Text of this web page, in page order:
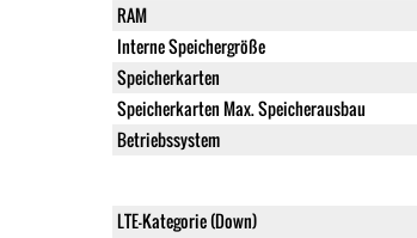
RAM
Interne Speichergröße
Speicherkarten
Speicherkarten Max. Speicherausbau
Betriebssystem
LTE-Kategorie (Down)